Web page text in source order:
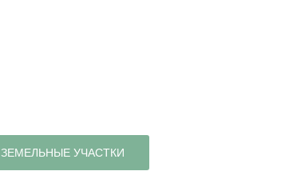
ЗЕМЕЛЬНЫЕ УЧАСТКИ